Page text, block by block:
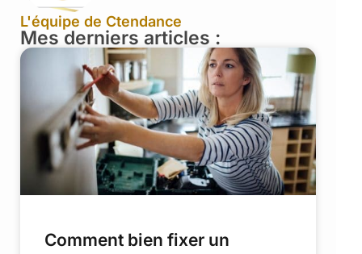
L'équipe de Ctendance
Mes derniers articles :
Comment bien fixer un